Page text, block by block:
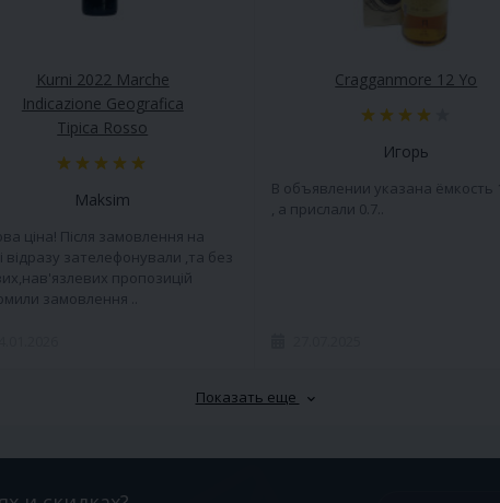
Kurni 2022 Marche
Indicazione Geografica
Tipica Rosso
Maksim
ціна! Після замовлення на
відразу зателефонували ,та без
пропозицій
замовлення ..
Cragganmore 12 Yo
Игорь
В объявлении указана ёмкость
, а прислали 0.7..
Показать еще